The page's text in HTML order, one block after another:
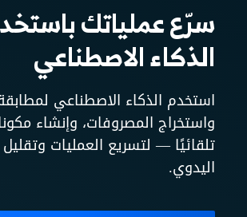
سرّع عملياتك
الذكاء الاصطناعي
استخدم الذكاء الاصطناعي لمطابقة
واستخراج المصروفات، وإنشاء
تلقائيًا — لتسريع العمليات وتقليل
اليدوي.